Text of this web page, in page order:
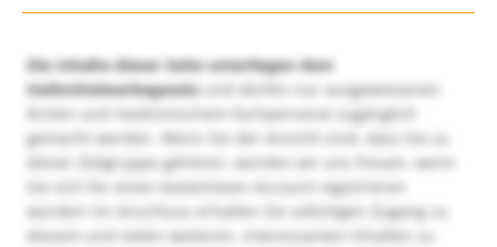
Die Inhalte dieser Seite unterliegen dem
Heilmittelwerbegesetzund dürfen nur ausgewiesenen
Ärzten und medizinischem Fachpersonal zugänglich
gemacht werden. Wenn Sie der Ansicht sind, dass Sie zu
dieser Zielgruppe gehören, würden wir uns freuen, wenn
Sie sich für einen kostenlosen Account registrieren
würden! Im Anschluss erhalten Sie sofortigen Zugang zu
diesem und vielen weiteren, interessanten Inhalten zu